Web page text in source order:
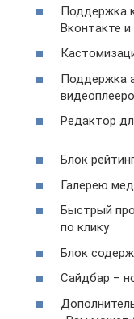
Поддержка
Вконтакте
Поддержка
Редактор
Блок
Галерею
Быстрый
по клику
Блок
Сайдбар –